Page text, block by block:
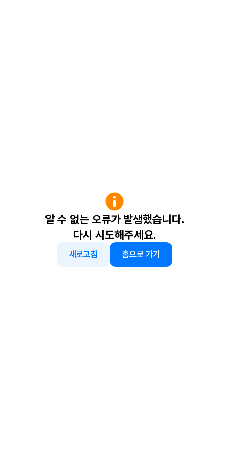
알 수 없는 오류가 발생했습니다.
다시 시도해주세요.
새로고침 홈으로 가기